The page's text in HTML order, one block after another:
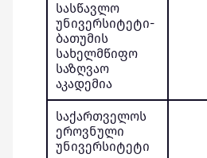
სასწავლო
უნივერსიტეტი-
ბათუმის
სახელმწიფო
საზღვაო
აკადემია
საქართველოს
ეროვნული
უნივერსიტეტი